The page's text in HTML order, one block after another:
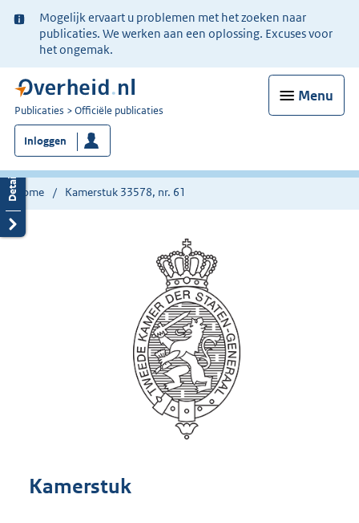
Ter
informatie:
Mogelijk ervaart u problemen met het zoeken naar
publicaties. We werken aan een oplossing. Excuses voor
het ongemak.
Menu
U
bent
nu
hier:
Publicaties Officiële publicaties
Inloggen
Home Kamerstuk 33578, nr. 61
Kamerstuk